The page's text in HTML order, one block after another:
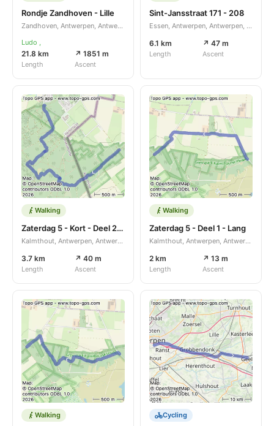
Rondje Zandhoven - Lille
Zandhoven, Antwerpen, Antwerpen, BE
Ludo ,
21.8 km
Length
↗ 1851 m
Ascent
Sint-Jansstraat 171 - 208
Essen, Antwerpen, Antwerpen, BE
6.1 km
Length
↗ 47 m
Ascent
Walking
Zaterdag 5 - Kort - Deel 2+3
Kalmthout, Antwerpen, Antwerpen, BE
3.7 km
Length
↗ 40 m
Ascent
Walking
Zaterdag 5 - Deel 1 - Lang
Kalmthout, Antwerpen, Antwerpen, BE
2 km
Length
↗ 13 m
Ascent
Walking Cycling